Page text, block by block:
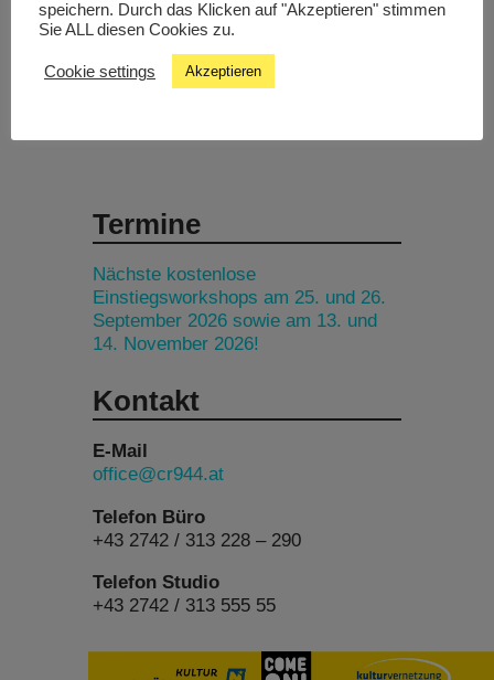
Studiochat
Termine
Nächste kostenlose
Einstiegsworkshops am 25. und 26.
September 2026 sowie am 13. und
14. November 2026!
Kontakt
E-Mail
office@cr944.at
Telefon Büro
+43 2742 / 313 228 – 290
Telefon Studio
+43 2742 / 313 555 55
speichern. Durch das Klicken auf "Akzeptieren" stimmen
Sie ALL diesen Cookies zu.
Cookie settings Akzeptieren